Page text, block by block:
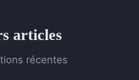
articles
récentes